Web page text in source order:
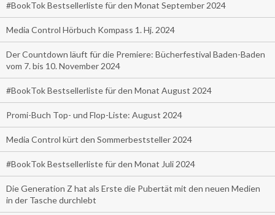
#BookTok Bestsellerliste für den Monat September 2024
Media Control Hörbuch Kompass 1. Hj. 2024
Der Countdown läuft für die Premiere: Bücherfestival Baden-Baden
vom 7. bis 10. November 2024
#BookTok Bestsellerliste für den Monat August 2024
Promi-Buch Top- und Flop-Liste: August 2024
Media Control kürt den Sommerbeststeller 2024
#BookTok Bestsellerliste für den Monat Juli 2024
Die Generation Z hat als Erste die Pubertät mit den neuen Medien
in der Tasche durchlebt